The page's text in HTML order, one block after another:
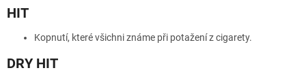
HIT
Kopnutí, které všichni známe při potažení z cigarety.
DRY HIT